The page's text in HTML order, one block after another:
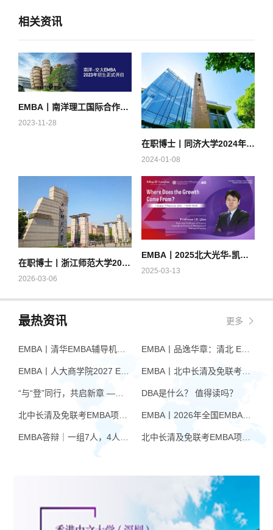
相关资讯
EMBA丨南洋理工国际合作EMBA | 强强联手，取势未来！
2023-11-28
在职博士丨同济大学2024年非全日制工程类专业学位博士研究生招生通知（最后一天）
2024-01-08
在职博士丨浙江师范大学2026年专业学位博士研究生招生简章及专业目录
2026-03-06
EMBA丨2025北大光华-凯洛格国际EMBA首场公开课@北京大学
2025-03-13
最热资讯 更多
EMBA丨清华EMBA辅导机构推荐：怎么选才不踩坑 EMBA丨品逸华章：清北 EMBA 辅导的学院派实力全景
EMBA丨人大商学院2027 EMBA招生 高额奖学金+前置赋能通道 EMBA丨北中长清及免联考EMBA项目申请时间汇总（7月篇）
“与“登”同行，共启新章 —— 樊登老师与品逸华章团队新年聚会 DBA是什么？ 值得读吗？
北中长清及免联考EMBA项目申请时间汇总（4月篇） EMBA丨2026年全国EMBA学费汇总
EMBA答辩｜一组7人，4人没过！AI帮你提速，也可能让你翻车 北中长清及免联考EMBA项目申请时间汇总（6月篇）